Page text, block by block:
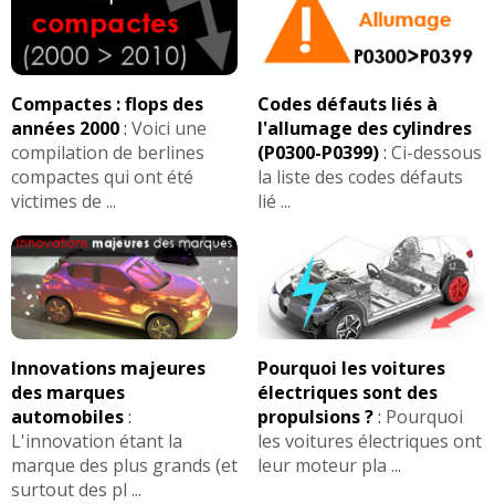
Compactes : flops des
années 2000: Voici une
compilation de berlines
compactes qui ont été
victimes de ...
Codes défauts liés à
l'allumage des cylindres
(P0300-P0399): Ci-dessous
la liste des codes défauts
lié ...
Innovations majeures
des marques
automobiles:
L'innovation étant la
marque des plus grands (et
surtout des pl ...
Pourquoi les voitures
électriques sont des
propulsions ?: Pourquoi
les voitures électriques ont
leur moteur pla ...